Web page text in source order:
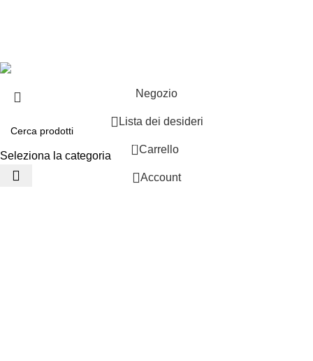
Seleziona la categoria
Negozio
Lista dei desideri
0 Carrello
Account